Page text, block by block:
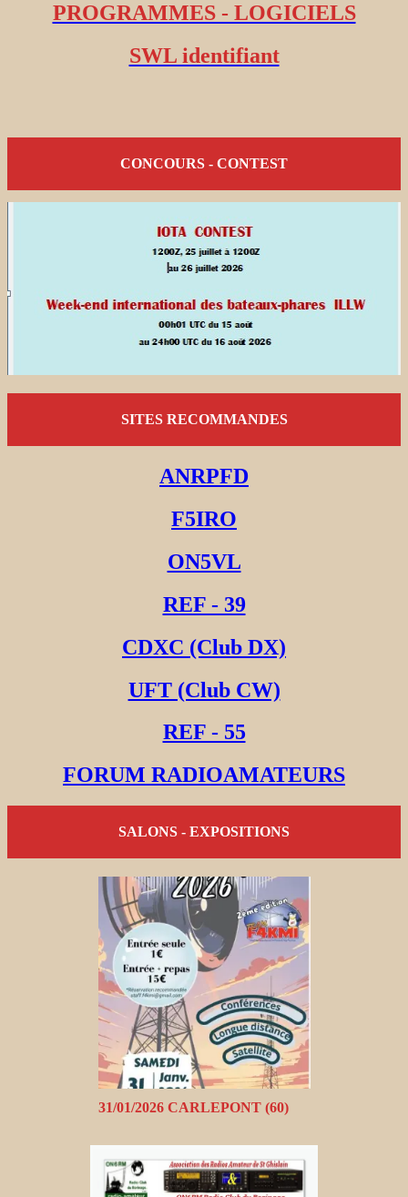
PROGRAMMES - LOGICIELS
SWL identifiant
CONCOURS - CONTEST
SITES RECOMMANDES
ANRPFD
F5IRO
ON5VL
REF - 39
CDXC (Club DX)
UFT (Club CW)
REF - 55
FORUM RADIOAMATEURS
SALONS - EXPOSITIONS
31/01/2026 CARLEPONT (60)